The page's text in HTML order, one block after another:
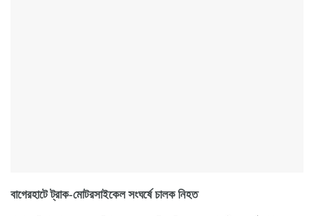
বাগেরহাটে ট্রাক-মোটরসাইকেল সংঘর্ষে চালক নিহত